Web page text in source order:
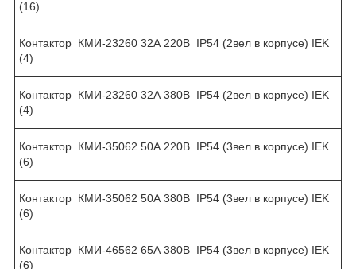
(16)
Контактор КМИ-23260 32А 220В IP54 (2вел в корпусе) IEK
(4)
Контактор КМИ-23260 32А 380В IP54 (2вел в корпусе) IEK
(4)
Контактор КМИ-35062 50А 220В IP54 (3вел в корпусе) IEK
(6)
Контактор КМИ-35062 50А 380В IP54 (3вел в корпусе) IEK
(6)
Контактор КМИ-46562 65А 380В IP54 (3вел в корпусе) IEK
(6)